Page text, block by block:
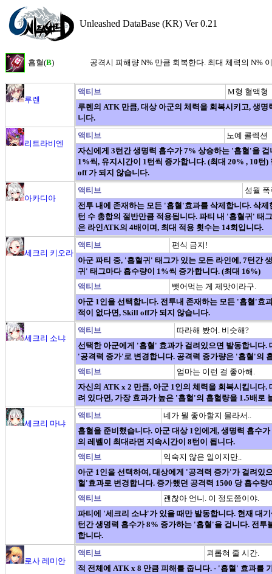
Unleashed DataBase (KR) Ver 0.21
흡혈(B) 공격시 피해량 N% 만큼 회복한다. 최대 체력의 N%
루렌
액티브
M형 혈액형
루렌의 ATK 만큼, 대상 아군의 체력을 회복시키고, 생
니다.
리트라비엔
액티브
노예 콜렉션
자신에게 3턴간 생명력 흡수가 7% 상승하는 '흡혈'을
1%씩, 유지시간이 1턴씩 증가합니다. (최대 20% , 10
off 가 되지 않습니다.
아카디아
액티브
성월 폭
전투 내에 존재하는 모든 '흡혈'효과를 삭제합니다. 삭
턴 수 총합의 절반만큼 적용됩니다. 파티 내 '흡혈귀' 태
은 라인ATK의 4배이며, 최대 적용 횟수는 14회입니다.
세크리 키오라
액티브
편식 금지!
아군 파티 중, '흡혈귀' 태그가 있는 모든 라인에, 7턴간
귀' 태그마다 흡수량이 1%씩 증가합니다. (최대 16%)
액티브
뺏어먹는 게 제맛이라구.
아군 1인을 선택합니다. 전투내 존재하는 모든 '흡혈'효
적이 없다면, Skill off가 되지 않습니다.
세크리 소냐
액티브
따라해 봤어. 비슷해?
선택한 아군에게 '흡혈' 효과가 걸려있으면 발동합니다
'공격력 증가'로 변경합니다. 공격력 증가량은 '흡혈'의
액티브
엄마는 이런 걸 좋아해.
자신의 ATK x 2 만큼, 아군 1인의 체력을 회복시킵니
려 있다면, 가장 효과가 높은 '흡혈'의 흡혈량을 1.5배로
세크리 마냐
액티브
네가 뭘 좋아할지 몰라서..
흡혈을 준비했습니다. 아군 대상 1인에게, 생명력 흡수
의 레벨이 최대라면 지속시간이 8턴이 됩니다.
액티브
익숙지 않은 일이지만..
아군 1인을 선택하여, 대상에게 '공격력 증가'가 걸려있
혈'효과로 변경합니다. 증가했던 공격력 1500 당 흡수
액티브
괜찮아 언니. 이 정도쯤이야.
파티에 '세크리 소냐'가 있을 때만 발동합니다. 현재 대
턴간 생명력 흡수가 8% 증가하는 '흡혈'을 겁니다. 전
합니다.
로사 레미안
액티브
괴롭혀 줄 시간.
적 전체에 ATK x 8 만큼 피해를 줍니다. - '흡혈' 효과를